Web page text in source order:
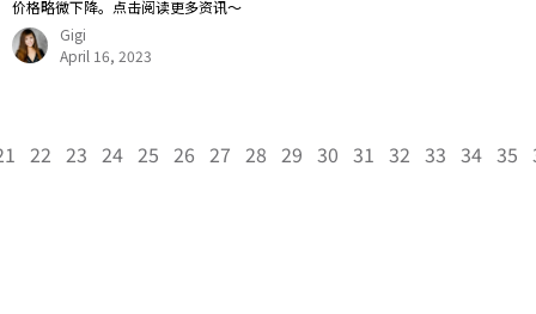
价格略微下降。点击阅读更多资讯～
Gigi
April 16, 2023
22 23 24 25 26 27 28 29 30 31 32 33 34 35